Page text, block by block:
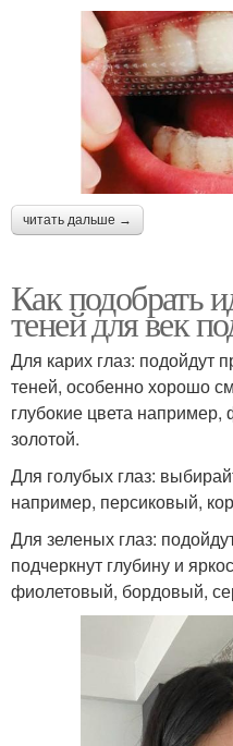
читать дальше →
Как подобрать
теней для век
Для карих глаз: подойдут
теней, особенно хорошо
глубокие цвета
золотой.
Для голубых глаз:
например, персиковый,
Для зеленых глаз:
подчеркнут глубину и
фиолетовый, бордовый,